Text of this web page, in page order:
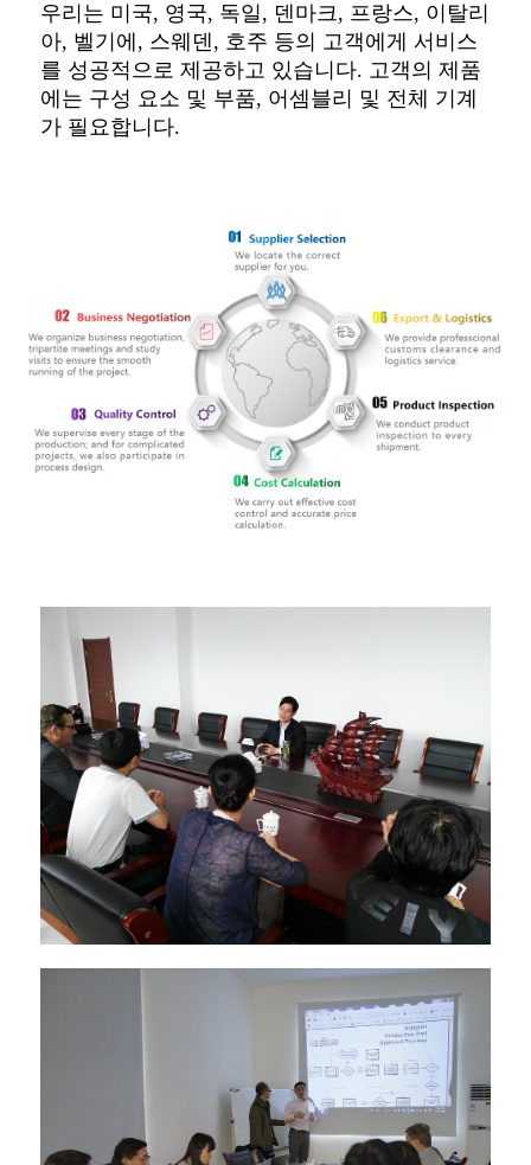
우리는 미국, 영국, 독일, 덴마크, 프랑스, ​​이탈리
아, 벨기에, 스웨덴, 호주 등의 고객에게 서비스
를 성공적으로 제공하고 있습니다. 고객의 제품
에는 구성 요소 및 부품, 어셈블리 및 전체 기계
가 필요합니다.